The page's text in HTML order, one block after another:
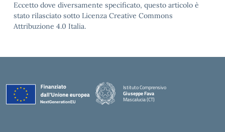
Eccetto dove diversamente specificato, questo articolo è
stato rilasciato sotto Licenza Creative Commons
Attribuzione 4.0 Italia.
Istituto Comprensivo
Giuseppe Fava
Mascalucia (CT)